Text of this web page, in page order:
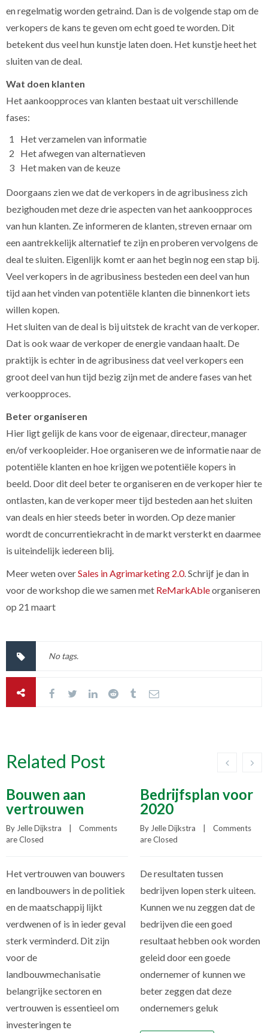
en regelmatig worden getraind. Dan is de volgende stap om de
verkopers de kans te geven om echt goed te worden. Dit
betekent dus veel hun kunstje laten doen. Het kunstje heet het
sluiten van de deal.
Wat doen klanten
Het aankoopproces van klanten bestaat uit verschillende
fases:
Het verzamelen van informatie
Het afwegen van alternatieven
Het maken van de keuze
Doorgaans zien we dat de verkopers in de agribusiness zich
bezighouden met deze drie aspecten van het aankoopproces
van hun klanten. Ze informeren de klanten, streven ernaar om
een aantrekkelijk alternatief te zijn en proberen vervolgens de
deal te sluiten. Eigenlijk komt er aan het begin nog een stap bij.
Veel verkopers in de agribusiness besteden een deel van hun
tijd aan het vinden van potentiële klanten die binnenkort iets
willen kopen.
Het sluiten van de deal is bij uitstek de kracht van de verkoper.
Dat is ook waar de verkoper de energie vandaan haalt. De
praktijk is echter in de agribusiness dat veel verkopers een
groot deel van hun tijd bezig zijn met de andere fases van het
verkoopproces.
Beter organiseren
Hier ligt gelijk de kans voor de eigenaar, directeur, manager
en/of verkoopleider. Hoe organiseren we de informatie naar de
potentiële klanten en hoe krijgen we potentiële kopers in
beeld. Door dit deel beter te organiseren en de verkoper hier te
ontlasten, kan de verkoper meer tijd besteden aan het sluiten
van deals en hier steeds beter in worden. Op deze manier
wordt de concurrentiekracht in de markt versterkt en daarmee
is uiteindelijk iedereen blij.
Meer weten overSales in Agrimarketing 2.0. Schrijf je dan in
voor de workshop die we samen met ReMarkAbleorganiseren
op 21 maart
No tags.
Related Post
Bouwen aan
vertrouwen
By Jelle Dijkstra
Comments
are Closed
Het vertrouwen van bouwers
en landbouwers in de politiek
en de maatschappij lijkt
verdwenen of is in ieder geval
sterk verminderd. Dit zijn
voor de
landbouwmechanisatie
belangrijke sectoren en
vertrouwen is essentieel om
investeringen te
Bedrijfsplan voor
2020
By Jelle Dijkstra
Comments
are Closed
De resultaten tussen
bedrijven lopen sterk uiteen.
Kunnen we nu zeggen dat de
bedrijven die een goed
resultaat hebben ook worden
geleid door een goede
ondernemer of kunnen we
beter zeggen dat deze
ondernemers geluk